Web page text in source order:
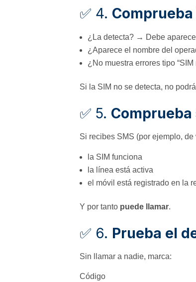
✅ 4. Comprueba
¿La detecta? → Debe
¿Aparece el nombre del
¿No muestra errores tipo “SIM
Si la SIM no se detecta, no
✅ 5.
Si recibes SMS (por ejemplo,
la SIM funciona
la línea está activa
el móvil está registrado en la
Y por tanto puede llamar.
✅ 6. Prueba el
Sin llamar a nadie, marca:
Código